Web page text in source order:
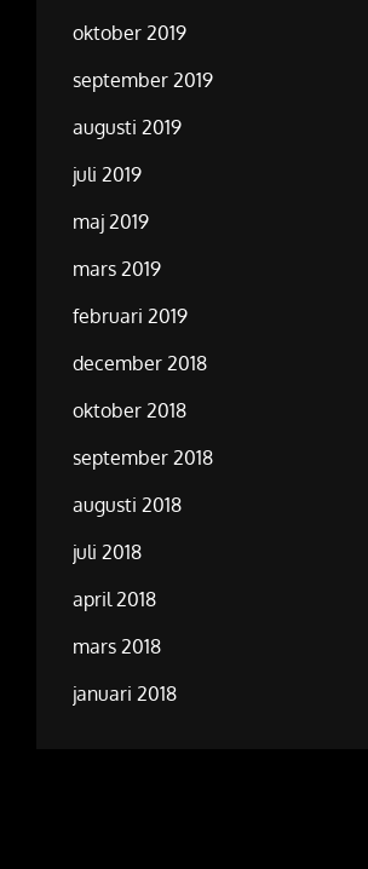
oktober 2019
september 2019
augusti 2019
juli 2019
maj 2019
mars 2019
februari 2019
december 2018
oktober 2018
september 2018
augusti 2018
juli 2018
april 2018
mars 2018
januari 2018